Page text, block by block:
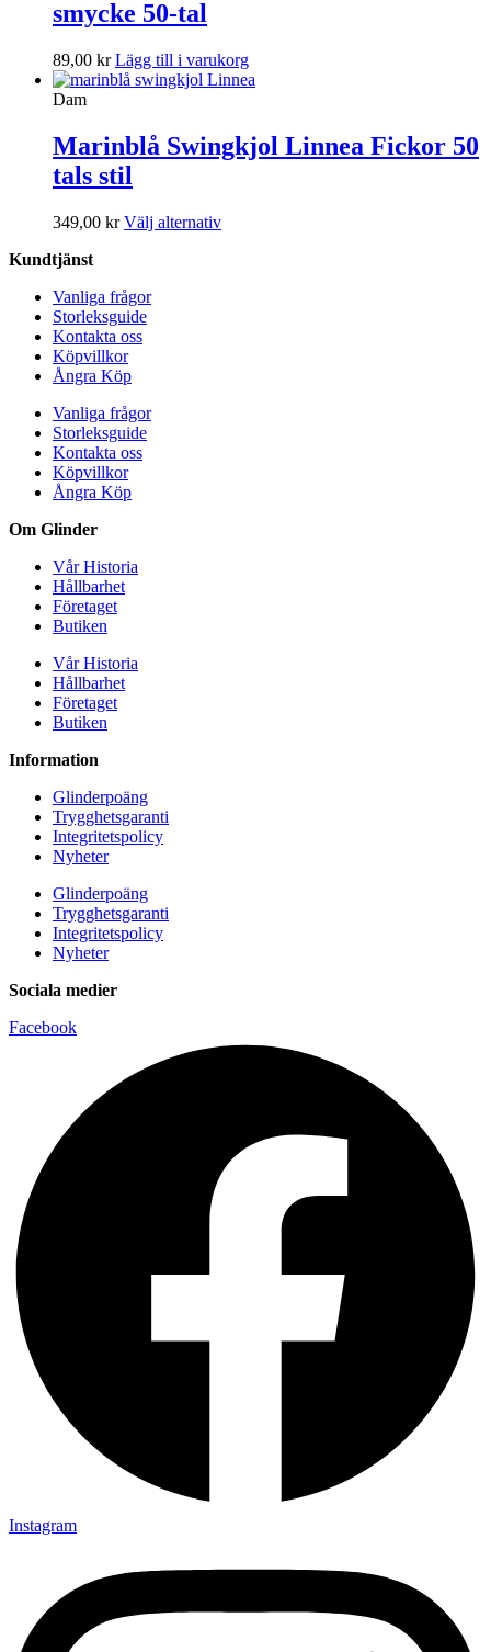
smycke 50-tal
89,00 kr Lägg till i varukorg
Dam
Marinblå Swingkjol Linnea Fickor 50
tals stil
349,00 kr Välj alternativDen
Kundtjänst
Vanliga frågor
Storleksguide
Kontakta oss
Köpvillkor
Ångra Köp
Vanliga frågor
Storleksguide
Kontakta oss
Köpvillkor
Ångra Köp
Om Glinder
Vår Historia
Hållbarhet
Företaget
Butiken
Vår Historia
Hållbarhet
Företaget
Butiken
Information
Glinderpoäng
Trygghetsgaranti
Integritetspolicy
Nyheter
Glinderpoäng
Trygghetsgaranti
Integritetspolicy
Nyheter
Sociala medier
Facebook
Instagram